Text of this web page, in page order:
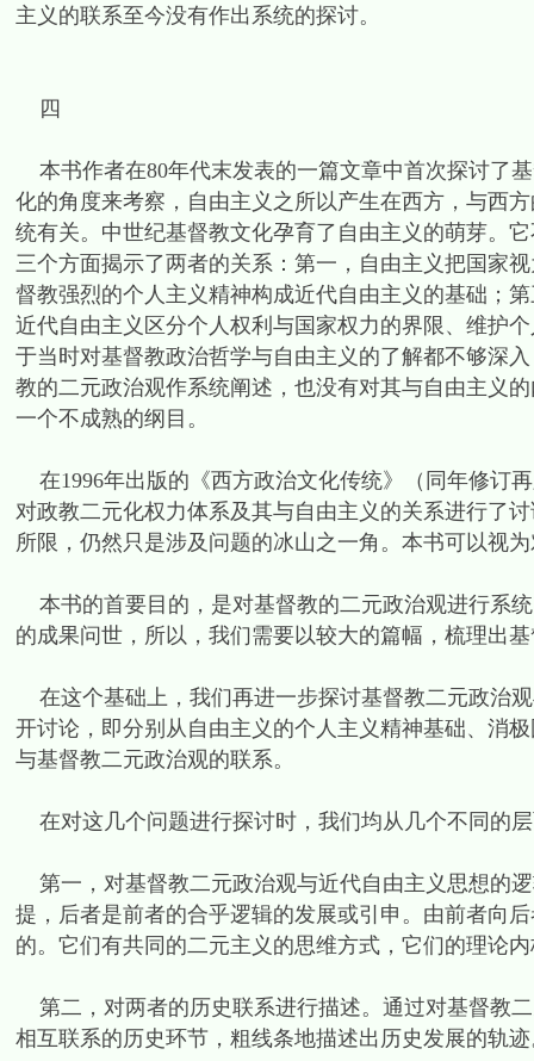
主义的联系至今没有作出系统的探讨。
四
本书作者在80年代末发表的一篇文章中首次探讨了
化的角度来考察，自由主义之所以产生在西方，与西
统有关。中世纪基督教文化孕育了自由主义的萌芽。
三个方面揭示了两者的关系：第一，自由主义把国家
督教强烈的个人主义精神构成近代自由主义的基础；
近代自由主义区分个人权利与国家权力的界限、维护
于当时对基督教政治哲学与自由主义的了解都不够深
教的二元政治观作系统阐述，也没有对其与自由主义
一个不成熟的纲目。
在1996年出版的《西方政治文化传统》（同年修订
对政教二元化权力体系及其与自由主义的关系进行了
所限，仍然只是涉及问题的冰山之一角。本书可以视
本书的首要目的，是对基督教的二元政治观进行系
的成果问世，所以，我们需要以较大的篇幅，梳理出
在这个基础上，我们再进一步探讨基督教二元政治
开讨论，即分别从自由主义的个人主义精神基础、消
与基督教二元政治观的联系。
在对这几个问题进行探讨时，我们均从几个不同的
第一，对基督教二元政治观与近代自由主义思想的
提，后者是前者的合乎逻辑的发展或引申。由前者向
的。它们有共同的二元主义的思维方式，它们的理论
第二，对两者的历史联系进行描述。通过对基督教
相互联系的历史环节，粗线条地描述出历史发展的轨迹